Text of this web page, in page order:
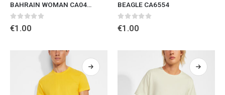
BAHRAIN WOMAN CA0408
0out of 5
€1.00
BEAGLE CA6554
0out of 5
€1.00